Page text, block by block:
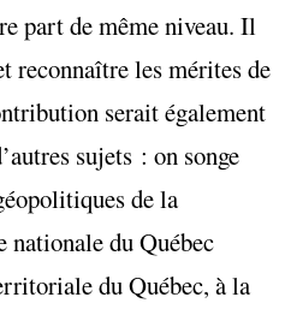
part de même niveau. Il
reconnaître les mérites de
serait également
sujets : on songe
de la
nationale du Québec
du Québec, à la